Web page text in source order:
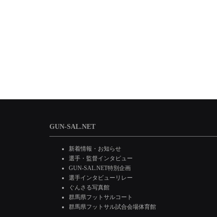
GUN-SAL.NET
新着情報・お知らせ
選手・監督インタビュー
GUN-SAL.NET特別企画
選手インタビューリレー
ぐんさる写真館
群馬県フットサルコート
群馬県フットサル試合会場体育館